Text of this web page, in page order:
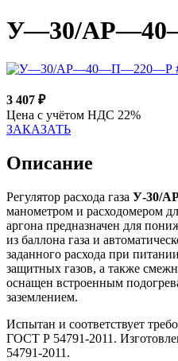
У—30/
3 407 ₽
Цена с учётом НДС 22%
ЗАКАЗАТЬ
Описание
Регулятор расхода газа У-30/
манометром и расходомером
аргона предназначен для
из баллона газа и
заданного расхода при
защитных газов, а также
оснащен встроенным
заземлением.
Испытан и соответствует
ГОСТ Р 54791-2011.
54791-2011.